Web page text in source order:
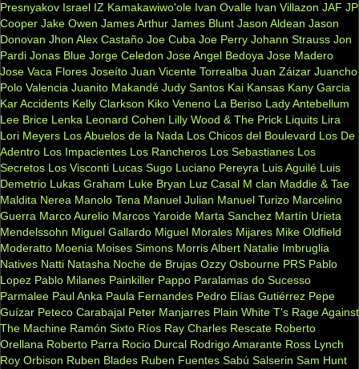
Presnyakov Israel IZ Kamakawiwo'ole Ivan Ovalle Ivan Villazon JAF JP
Cooper Jake Owen James Arthur James Blunt Jason Aldean Jason
Donovan Jhon Alex Castaño Joe Cuba Joe Perry Johann Strauss Jon
Pardi Jonas Blue Jorge Celedon Jose Angel Bedoya Jose Madero
Jose Vaca Flores Joseíto Juan Vicente Torrealba Juan Záizar Juancho
Polo Valencia Juanito Makandé Judy Santos Kai Kansas Kany Garcia
Kar Accidents Kelly Clarkson Kiko Veneno La Beriso Lady Antebellum
Lee Brice Lenka Leonard Cohen Lilly Wood & The Prick Liquits Lira
Lori Meyers Los Abuelos de la Nada Los Chicos del Boulevard Los De
Adentro Los Impacientes Los Rancheros Los Sebastianes Los
Secretos Los Visconti Lucas Sugo Luciano Pereyra Luis Aguilé Luis
Demetrio Lukas Graham Luke Bryan Luz Casal M clan Maddie & Tae
Maldita Nerea Manolo Tena Manuel Julian Manuel Turizo Marcelino
Guerra Marco Aurelio Marcos Yaroide Marta Sanchez Martín Urieta
Mendelssohn Miguel Gallardo Miguel Morales Mijares Mike Oldfield
Moderatto Moenia Moises Simons Morris Albert Natalie Imbruglia
Natives Natti Natasha Noche de Brujas Ozzy Osbourne PRS Pablo
Lopez Pablo Milanes Painkiller Pappo Paralamas do Sucesso
Parmalee Paul Anka Paula Fernandes Pedro Elías Gutiérrez Pepe
Guízar Peteco Carabajal Peter Manjarres Plain White T's Rage Against
The Machine Ramón Sixto Ríos Ray Charles Rescate Roberto
Orellana Roberto Parra Rocio Durcal Rodrigo Amarante Ross Lynch
Roy Orbison Ruben Blades Ruben Fuentes Sabú Salserin Sam Hunt